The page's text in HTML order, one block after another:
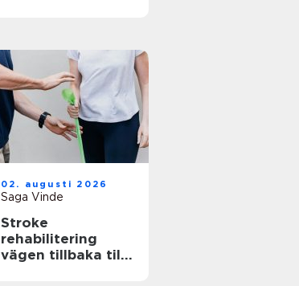
02. augusti 2026
Saga Vinde
Stroke
rehabilitering
vägen tillbaka till